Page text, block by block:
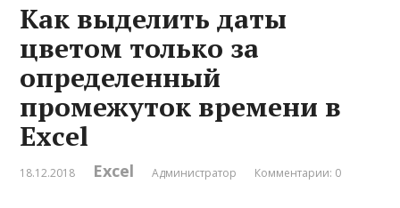
Как выделить даты
цветом только за
определенный
промежуток времени в
Excel
18.12.2018 Excel Администратор Комментарии: 0